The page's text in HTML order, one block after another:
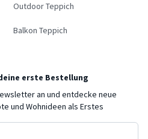
Outdoor Teppich
Balkon Teppich
erste Bestellung
an und entdecke neue
und Wohnideen als Erstes